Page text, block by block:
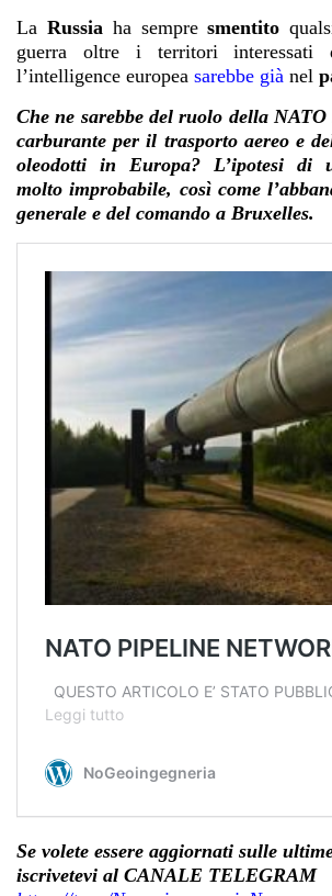
La Russiaha sempresmentito
guerra oltre i territori interessati
l’intelligence europea sarebbe già nel
Che ne sarebbe del ruolo della
carburante per il trasporto aereo e
oleodotti in Europa? L’ipotesi di
molto improbabile, così come
generale e del comando a Bruxelles.
Se volete essere aggiornati sulle
iscrivetevi al CANALE TELEGRAM